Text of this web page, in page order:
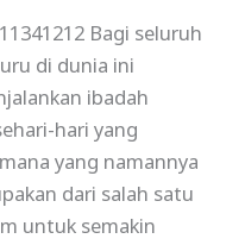
Bagi seluruh
di dunia ini
ibadah
hari yang
yang namannya
dari salah satu
untuk semakin